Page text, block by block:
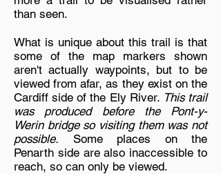
than seen.
What is unique about this trail is that
some of the map markers shown
aren't actually waypoints, but to be
viewed from afar, as they exist on the
Cardiff side of the Ely River. This trail
was produced before the Pont-y-
Werin bridge so visiting them was not
possible. Some places on the
Penarth side are also inaccessible to
reach, so can only be viewed.